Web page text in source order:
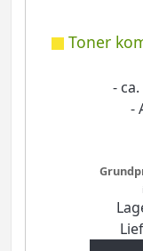
Toner
-
-